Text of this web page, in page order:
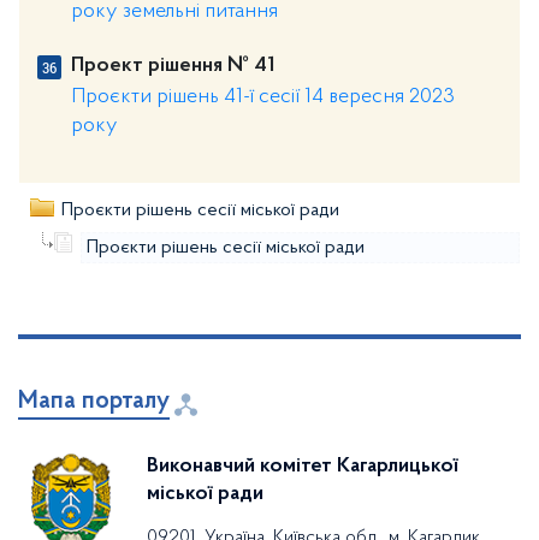
року земельні питання
Проект рішення № 41
Проєкти рішень 41-ї сесії 14 вересня 2023
року
Проєкти рішень сесії міської ради
Проєкти рішень сесії міської ради
Мапа порталу
Виконавчий комітет Кагарлицької
міської ради